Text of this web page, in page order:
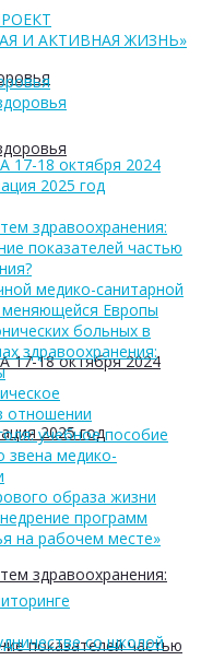
18 октября 2024
2025 год
здравоохранения:
показателей частью
И АКТИВНАЯ ЖИЗНЬ»
18 октября 2024
2025 год
здравоохранения:
показателей частью
медико-санитарной
Европы
больных в
здравоохранения:
отношении
учебное пособие
звена медико-
образа жизни
программ
на рабочем месте»
со школой